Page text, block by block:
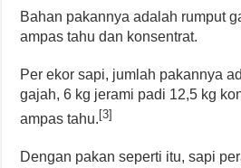
Bahan pakannya adalah rumput
ampas tahu dan konsentrat.
Per ekor sapi, jumlah pakannya
gajah, 6 kg jerami padi 12,5 kg
ampas tahu. [3]
Dengan pakan seperti itu, sapi